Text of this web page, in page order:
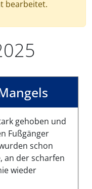
bearbeitet.
gehoben und
Fußgänger
schon
an der scharfen
wieder